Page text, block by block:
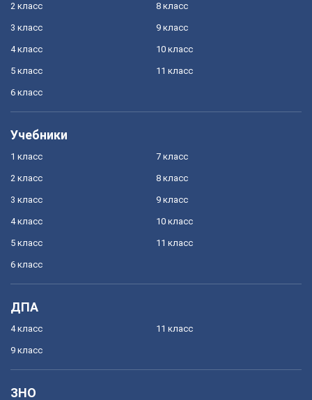
2 класс
3 класс
4 класс
5 класс
6 класс
8 класс
9 класс
10 класс
11 класс
Учебники
1 класс
2 класс
3 класс
4 класс
5 класс
6 класс
7 класс
8 класс
9 класс
10 класс
11 класс
ДПА
4 класс
9 класс
11 класс
ЗНО